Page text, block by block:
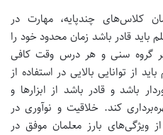
کلاس‌های چندپایه، مهارت در
باید قادر باشد زمان محدود خود را
گروه سنی و هر درس وقت کافی
از توانایی بالایی در استفاده از
باشد و قادر باشد از ابزارها و
کند. خلاقیت و نوآوری در
ویژگی‌های بارز معلمان موفق در